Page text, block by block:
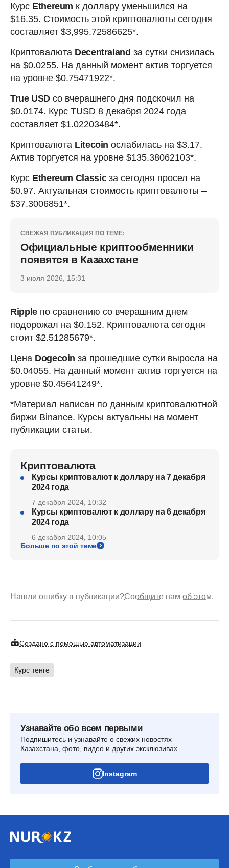
Курс Ethereum к доллару уменьшился на
$16.35. Стоимость этой криптовалюты сегодня
составляет $3,995.72586625*.
Криптовалюта Decentraland за сутки снизилась
на $0.0255. На данный момент актив торгуется
на уровне $0.75471922*.
True USD со вчерашнего дня подскочил на
$0.0174. Курс TUSD 8 декабря 2024 года
составляет $1.02203484*.
Криптовалюта Litecoin ослабилась на $3.17.
Актив торгуется на уровне $135.38062103*.
Курс Ethereum Classicза сегодня просел на
$0.97. Актуальная стоимость криптовалюты –
$37.3006851*.
СВЕЖАЯ ПУБЛИКАЦИЯ ПО ТЕМЕ:
Официальные криптообменники
появятся в Казахстане
3 июля 2026, 15:31
Rippleпо сравнению со вчерашним днем
подорожал на $0.152. Криптовалюта сегодня
стоит $2.51285679*.
Цена Dogecoin за прошедшие сутки выросла на
$0.04055. На данный момент актив торгуется на
уровне $0.45641249*.
*Материал написан по данным криптовалютной
биржи Binance. Курсы актуальны на момент
публикации статьи.
Криптовалюта
Курсы криптовалют к доллару на 7 декабря
2024 года
7 декабря 2024, 10:32
Курсы криптовалют к доллару на 6 декабря
2024 года
6 декабря 2024, 10:05
Больше по этой теме
Нашли ошибку в публикации?Сообщите нам об этом.
Создано с помощью автоматизации
Курс тенге
Узнавайте обо всем первыми
Подпишитесь и узнавайте о свежих новостях
Казахстана, фото, видео и других эксклюзивах
Instagram